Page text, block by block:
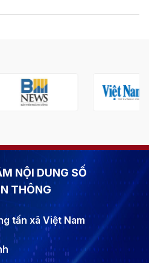
NỘI DUNG SỐ
THÔNG
tấn xã Việt Nam